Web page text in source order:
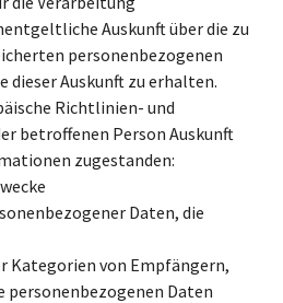
Auskunft über die zu
personenbezogenen
dieser Auskunft zu erhalten.
Richtlinien- und
betroffenen Person Auskunft
zugestanden:
Daten, die
Kategorien von Empfängern,
personenbezogenen Daten